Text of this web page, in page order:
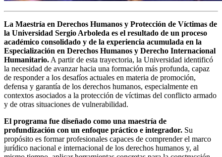
La Maestría en Derechos Humanos y Protección de Víctimas de
la Universidad Sergio Arboleda es el resultado de un proceso
académico consolidado y de la experiencia acumulada en la
Especialización en Derechos Humanos y Derecho Internacional
Humanitario.A partir de esta trayectoria, la Universidad identificó
la necesidad de avanzar hacia una formación más profunda, capaz
de responder a los desafíos actuales en materia de promoción,
defensa y garantía de los derechos humanos, especialmente en
contextos asociados a la protección de víctimas del conflicto armado
y de otras situaciones de vulnerabilidad.
El programa fue diseñado como una maestría de
profundización con un enfoque práctico e integrador. Su
propósito es formar profesionales capaces de comprender el marco
jurídico nacional e internacional de los derechos humanos y, al